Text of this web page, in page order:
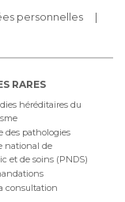
personnelles
RARES
héréditaires du
des pathologies
national de
et de soins (PNDS)
consultation